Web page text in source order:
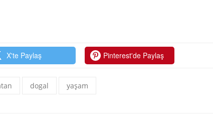
X'te Paylaş Pinterest'de Paylaş
dogal yaşam